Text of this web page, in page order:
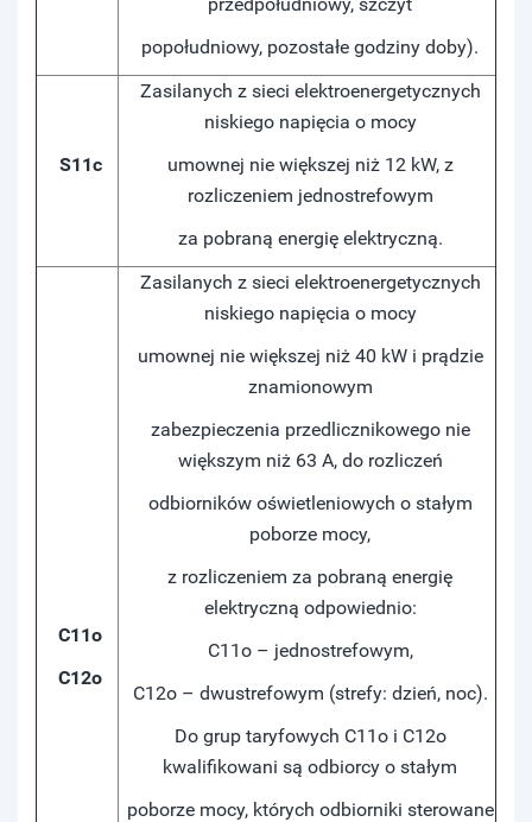
popołudniowy, pozostałe godziny doby).
S11c
Zasilanych z sieci elektroenergetycznych
niskiego napięcia o mocy
umownej nie większej niż 12 kW, z
rozliczeniem jednostrefowym
za pobraną energię elektryczną.
C11o
C12o
Zasilanych z sieci elektroenergetycznych
niskiego napięcia o mocy
umownej nie większej niż 40 kW i prądzie
znamionowym
zabezpieczenia przedlicznikowego nie
większym niż 63 A, do rozliczeń
odbiorników oświetleniowych o stałym
poborze mocy,
z rozliczeniem za pobraną energię
elektryczną odpowiednio:
C11o – jednostrefowym,
C12o – dwustrefowym (strefy: dzień, noc).
Do grup taryfowych C11o i C12o
kwalifikowani są odbiorcy o stałym
poborze mocy, których odbiorniki sterowane